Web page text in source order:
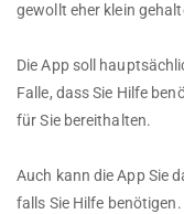
gewollt eher klein
Die App soll
Falle, dass Sie Hilfe
für Sie bereithalten.
Auch kann die App Sie
falls Sie Hilfe benötigen.